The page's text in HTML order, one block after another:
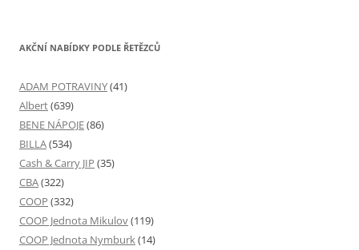
AKČNÍ NABÍDKY PODLE ŘETĚZCŮ
ADAM POTRAVINY(41)
Albert(639)
BENE NÁPOJE(86)
BILLA(534)
Cash & Carry JIP (35)
CBA(322)
COOP (332)
COOP Jednota Mikulov(119)
COOP Jednota Nymburk(14)